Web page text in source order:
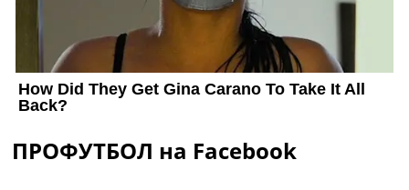
ПРОФУТБОЛ на Facebook